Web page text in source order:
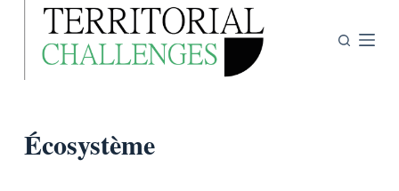
aÉcosystème